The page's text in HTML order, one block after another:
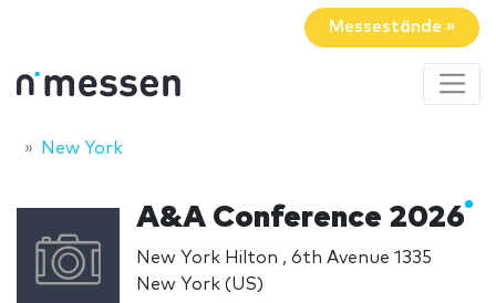
Messestände »
New York
A&A Conference 2026
New York Hilton , 6th Avenue 1335
New York (US)